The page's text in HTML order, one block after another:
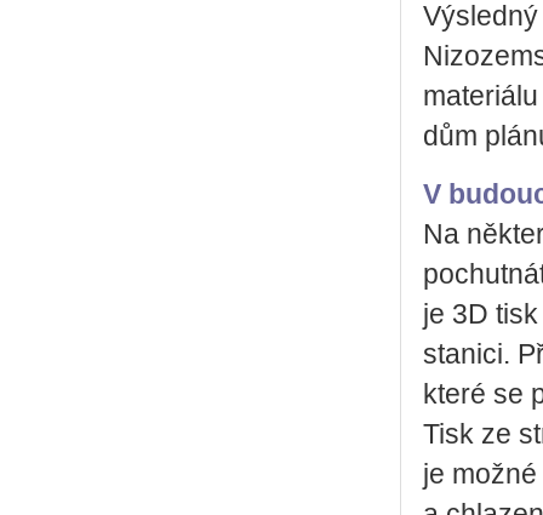
dům
V
Na
je 3D
stanici.
které se
Tisk ze
je